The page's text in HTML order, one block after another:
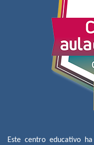
Este centro educativo